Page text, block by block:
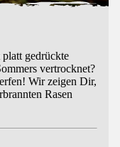
gedrückte
vertrocknet?
Wir zeigen Dir,
Rasen